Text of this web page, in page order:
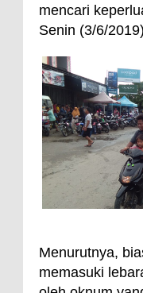
mencari
Senin (3/6/
Menurutnya,
memasuki